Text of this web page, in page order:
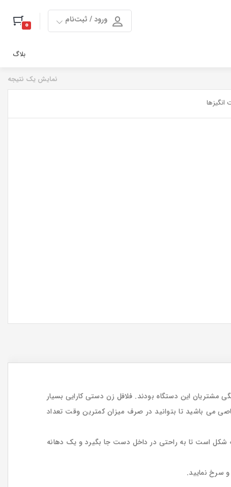
ورود / ثبت‌نام 0
بلاگ
نمایش یک نتیجه
مشتریان این دستگاه بودند. فلافل زن دستی کارایی بسیار
می باشید تا بتوانید در صرف میزان کمترین وقت تعداد
است تا به راحتی در داخل دست جا بگیرد و یک دهانه
سرخ نمایید.